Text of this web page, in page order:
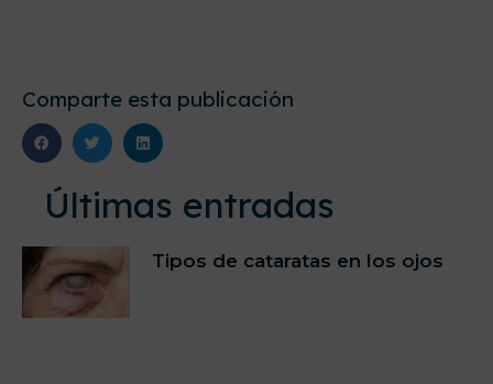
Comparte esta publicación
Últimas entradas
Tipos de cataratas en los ojos